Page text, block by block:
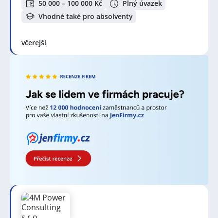
ukládání v elektronické podobě.
Jelikož mají referenti obvykle na starosti správu
organizaci a dokáží udržet přehled, si mohou užívat
plánování a koordinace různých aktivit. Také často
rozmanitost před monotonií a rádi se zapojujete do
různých aspektů práce, může být práce referenta pro
vás vhodná. V neposlední řadě pracují v týmech a
spolupracují s různými kolegy a odděleními, takže
pokud vás těší spolupráce s ostatními, sdílení
informací a pracovní synergie, může být práce
referenta příjemná.
Zjistěte více o profesiReferent / Referentka
průměrnou mzdu a další užitečné informace.
Zvyšte si šanci v nalezení nového uplatnění!
si účet na JenPráce.cz
dostávejte aktuální seznam pracovních nabídek,
50 000 – 100 000 Kč
Plný úvazek
Vhodné také pro absolventy
včerejší